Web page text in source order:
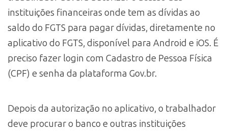
instituições financeiras onde tem as dívidas ao
saldo do FGTS para pagar dívidas, diretamente no
aplicativo do FGTS, disponível para Android e iOS. É
preciso fazer login com Cadastro de Pessoa Física
(CPF) e senha da plataforma Gov.br.
Depois da autorização no aplicativo, o trabalhador
deve procurar o banco e outras instituições